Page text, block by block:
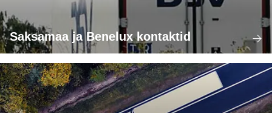
Saksamaa ja Benelux kontaktid